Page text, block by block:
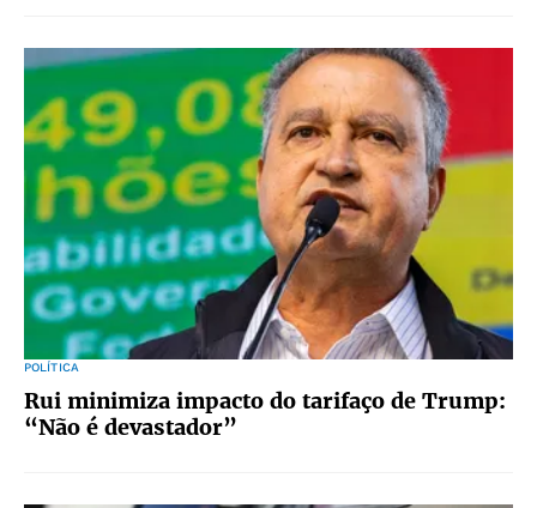
POLÍTICA
Rui minimiza impacto do tarifaço de Trump:
“Não é devastador”